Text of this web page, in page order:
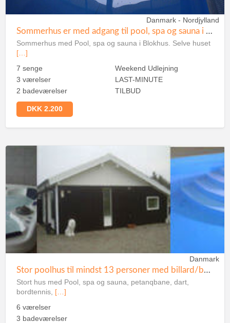
Danmark - Nordjylland
Sommerhus er med adgang til pool, spa og sauna i Blokhus
Sommerhus med Pool, spa og sauna i Blokhus. Selve huset
[…]
7 senge
3 værelser
2 badeværelser
Weekend Udlejning
LAST-MINUTE
TILBUD
DKK 2.200
Danmark
Stor poolhus til mindst 13 personer med billard/bordtennis i Blokhus
Stort hus med Pool, spa og sauna, petanqbane, dart,
bordtennis, […]
6 værelser
3 badeværelser